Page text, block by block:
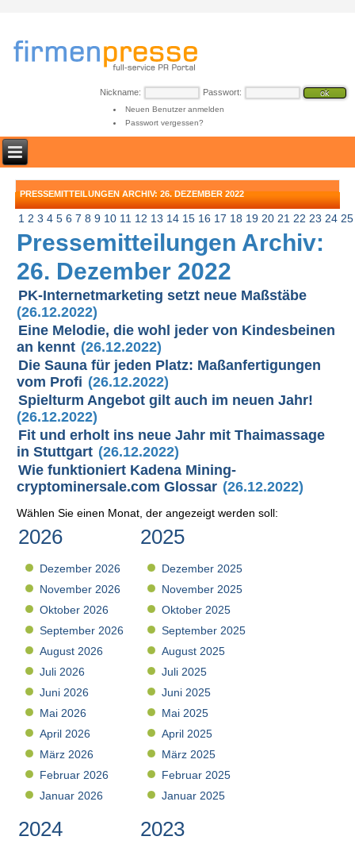
Nickname: Passwort:
Neuen Benutzer anmelden
Passwort vergessen?
PRESSEMITTEILUNGEN ARCHIV: 26. DEZEMBER 2022
1 2 3 4 5 6 7 8 9 10 11 12 13 14 15 16 17 18 19 20 21 22 23 24 25
Pressemitteilungen Archiv:
26. Dezember 2022
PK-Internetmarketing setzt neue Maßstäbe
(26.12.2022)
Eine Melodie, die wohl jeder von Kindesbeinen
an kennt (26.12.2022)
Die Sauna für jeden Platz: Maßanfertigungen
vom Profi (26.12.2022)
Spielturm Angebot gilt auch im neuen Jahr!
(26.12.2022)
Fit und erholt ins neue Jahr mit Thaimassage
in Stuttgart (26.12.2022)
Wie funktioniert Kadena Mining-
cryptominersale.com Glossar (26.12.2022)
Wählen Sie einen Monat, der angezeigt werden soll:
2026
Dezember 2026
November 2026
Oktober 2026
September 2026
August 2026
Juli 2026
Juni 2026
Mai 2026
April 2026
März 2026
Februar 2026
Januar 2026
2025
Dezember 2025
November 2025
Oktober 2025
September 2025
August 2025
Juli 2025
Juni 2025
Mai 2025
April 2025
März 2025
Februar 2025
Januar 2025
2024 2023